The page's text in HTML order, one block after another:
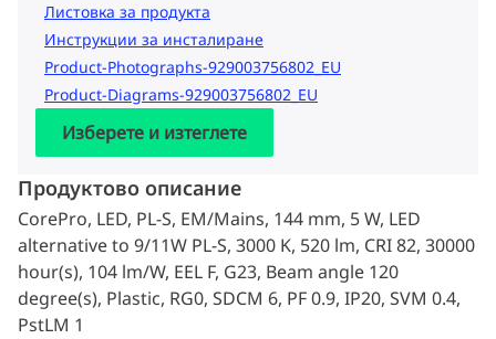
Листовка за продукта
Инструкции за инсталиране
Product-Photographs-929003756802_EU
Product-Diagrams-929003756802_EU
Изберете и изтеглете
Продуктово описание
CorePro, LED, PL-S, EM/Mains, 144 mm, 5 W, LED
alternative to 9/11W PL-S, 3000 K, 520 lm, CRI 82, 30000
hour(s), 104 lm/W, EEL F, G23, Beam angle 120
degree(s), Plastic, RG0, SDCM 6, PF 0.9, IP20, SVM 0.4,
PstLM 1